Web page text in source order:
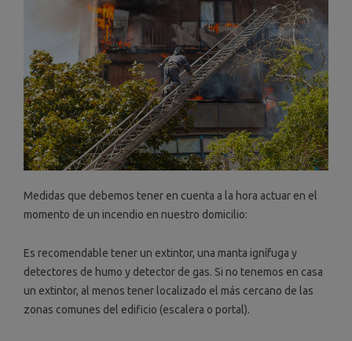
Medidas que debemos tener en cuenta a la hora actuar en el
momento de un incendio en nuestro domicilio:
Es recomendable tener un extintor, una manta ignífuga y
detectores de humo y detector de gas. Si no tenemos en casa
un extintor, al menos tener localizado el más cercano de las
zonas comunes del edificio (escalera o portal).